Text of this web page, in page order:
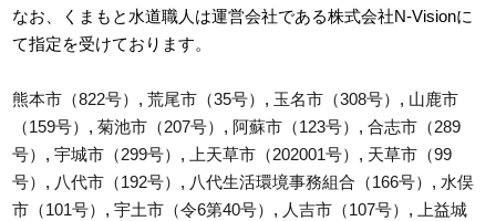
なお、くまもと水道職人は運営会社である株式会社N-Visionに
て指定を受けております。
熊本市（822号） ,荒尾市（35号） , 玉名市（308号） , 山鹿市
（159号） ,菊池市（207号） , 阿蘇市（123号） ,合志市（289
号） ,宇城市（299号） , 上天草市（202001号） , 天草市（99
号） , 八代市（192号） , 八代生活環境事務組合（166号） , 水俣
市（101号） ,宇土市（令6第40号） , 人吉市（107号） ,
上益城